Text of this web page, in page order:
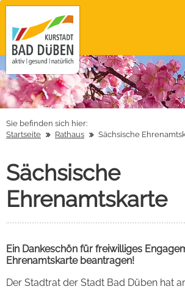
Sie befinden sich hier:
Startseite
Rathaus Sächsische
Sächsische
Ehrenamtskarte
Ein Dankeschön für freiwilliges
Ehrenamtskarte beantragen!
Der Stadtrat der Stadt Bad Düben hat